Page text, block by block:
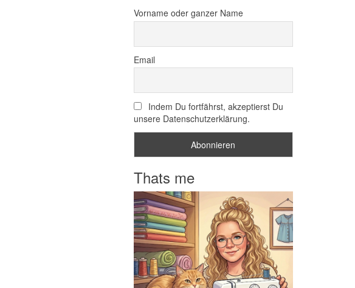
Vorname oder ganzer Name
Email
Indem Du fortfährst, akzeptierst Du
unsere Datenschutzerklärung.
Thats me